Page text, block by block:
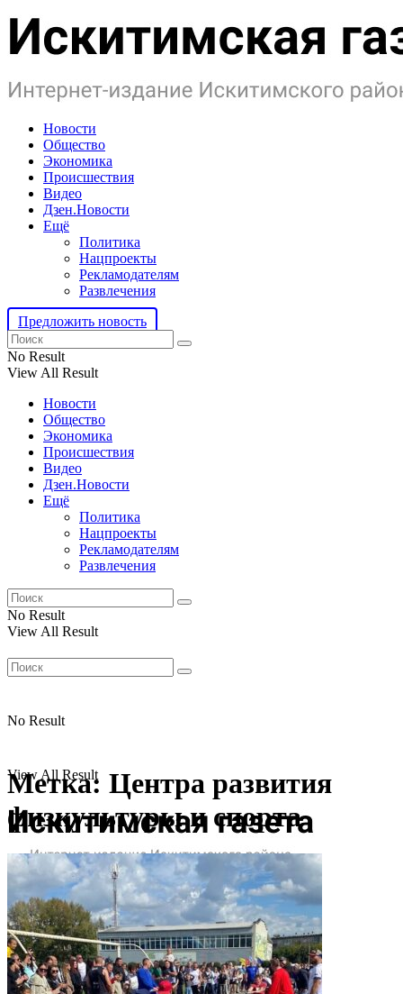
Новости
Общество
Экономика
Происшествия
Видео
Дзен.Новости
Ещё
Политика
Нацпроекты
Рекламодателям
Развлечения
Предложить новость
No Result
View All Result
Новости
Общество
Экономика
Происшествия
Видео
Дзен.Новости
Ещё
Политика
Нацпроекты
Рекламодателям
Развлечения
No Result
View All Result
No Result
View All Result
Метка: Центра развития
физкультуры и спорта